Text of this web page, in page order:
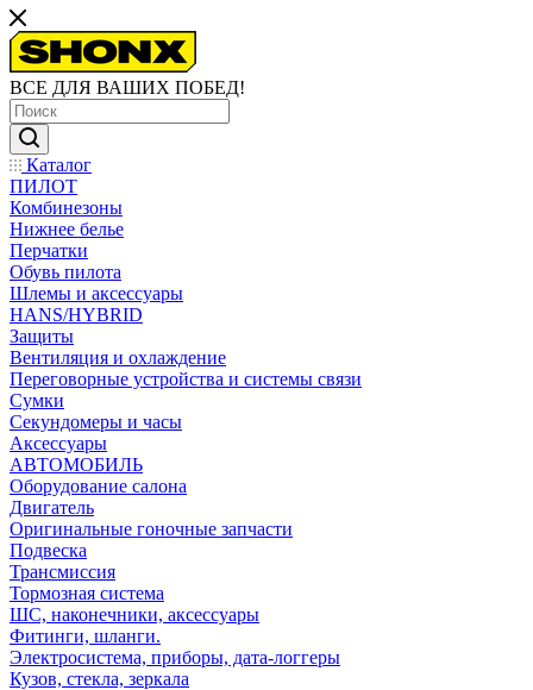
ВСЕ ДЛЯ ВАШИХ ПОБЕД!
Каталог
ПИЛОТ
Комбинезоны
Нижнее белье
Перчатки
Обувь пилота
Шлемы и аксессуары
HANS/HYBRID
Защиты
Вентиляция и охлаждение
Переговорные устройства и системы связи
Сумки
Секундомеры и часы
Аксессуары
АВТОМОБИЛЬ
Оборудование салона
Двигатель
Оригинальные гоночные запчасти
Подвеска
Трансмиссия
Тормозная система
ШС, наконечники, аксессуары
Фитинги, шланги.
Электросистема, приборы, дата-логгеры
Кузов, стекла, зеркала